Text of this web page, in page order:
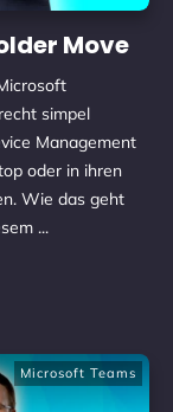
Move
simpel
Management
oder in ihren
Wie das geht
...
Microsoft Teams